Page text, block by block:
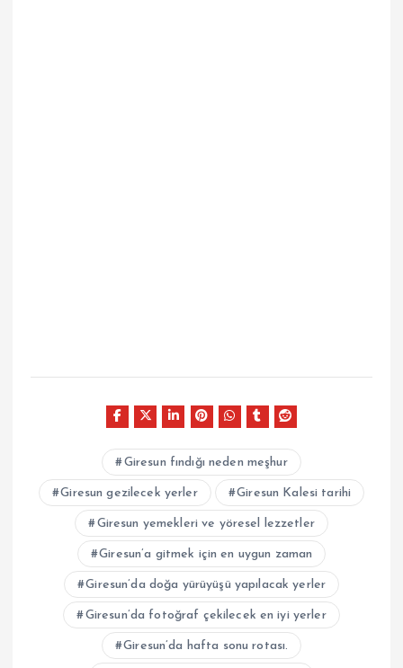
Giresun fındığı neden meşhur
Giresun gezilecek yerler Giresun Kalesi tarihi
Giresun yemekleri ve yöresel lezzetler
Giresun’a gitmek için en uygun zaman
Giresun’da doğa yürüyüşü yapılacak yerler
Giresun’da fotoğraf çekilecek en iyi yerler
Giresun’da hafta sonu rotası.